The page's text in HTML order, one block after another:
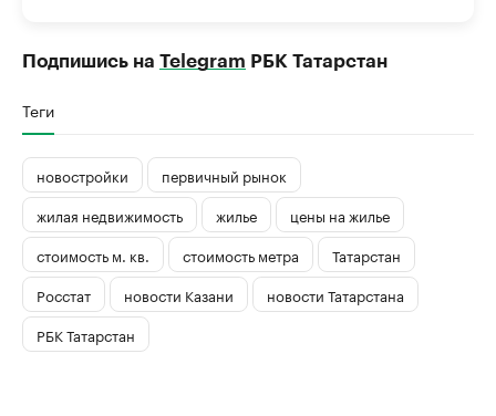
Подпишись на Telegram РБК Татарстан
Теги
новостройки
первичный рынок
жилая недвижимость
жилье
цены на жилье
стоимость м. кв.
стоимость метра
Татарстан
Росстат
новости Казани
новости Татарстана
РБК Татарстан